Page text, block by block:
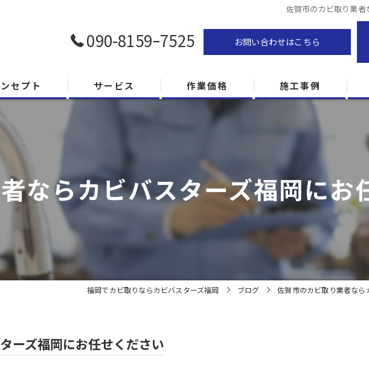
佐賀市のカビ取り業者
090-8159ｰ7525 お問い合わせはこちら
セプト サービス 作業価格 施工事例
カ
カ
ならカビバスターズ福岡にお
福岡でカビ取りならカビバスターズ福岡 ブログ 佐賀市のカビ取り業者な
ーズ福岡にお任せください